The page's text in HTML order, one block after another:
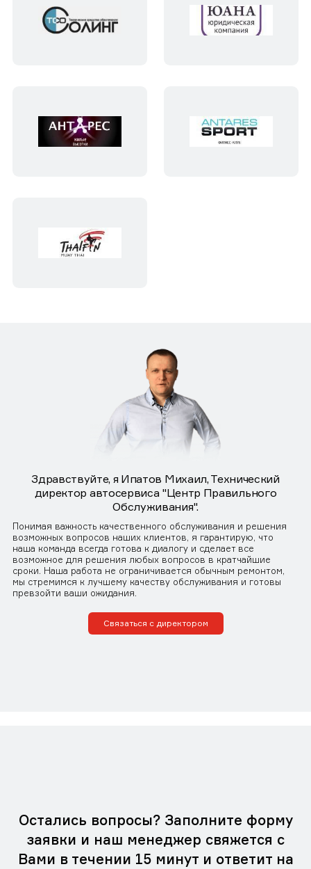
Здравствуйте, я Ипатов Михаил, Технический
директор автосервиса "Центр Правильного
Обслуживания".
Понимая важность качественного обслуживания и решения
возможных вопросов наших клиентов, я гарантирую, что
наша команда всегда готова к диалогу и сделает все
возможное для решения любых вопросов в кратчайшие
сроки. Наша работа не ограничивается обычным ремонтом,
мы стремимся к лучшему качеству обслуживания и готовы
превзойти ваши ожидания.
Связаться с директором
Остались вопросы? Заполните форму
заявки и наш менеджер свяжется с
Вами в течении 15 минут и ответит на